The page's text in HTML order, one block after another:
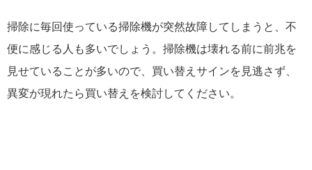
掃除に毎回使っている掃除機が突然故障してしまうと、不
便に感じる人も多いでしょう。掃除機は壊れる前に前兆を
見せていることが多いので、買い替えサインを見逃さず、
異変が現れたら買い替えを検討してください。